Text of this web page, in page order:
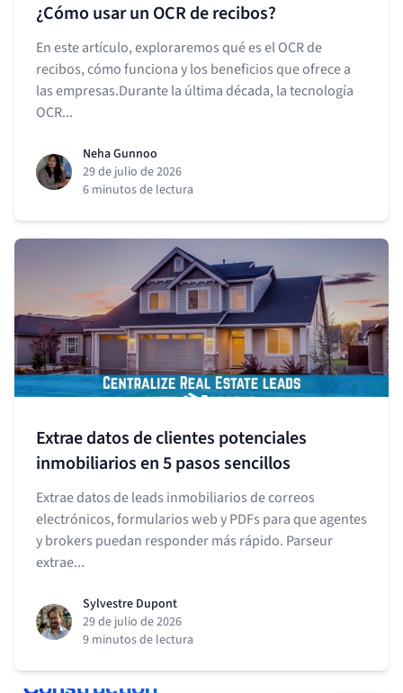
¿Cómo usar un OCR de recibos?
En este artículo, exploraremos qué es el OCR de
recibos, cómo funciona y los beneficios que ofrece a
las empresas.Durante la última década, la tecnología
OCR...
Neha Gunnoo
29 de julio de 2026
6 minutos de lectura
Extrae datos de clientes potenciales
inmobiliarios en 5 pasos sencillos
Extrae datos de leads inmobiliarios de correos
electrónicos, formularios web y PDFs para que agentes
y brokers puedan responder más rápido. Parseur
extrae...
Sylvestre Dupont
29 de julio de 2026
9 minutos de lectura